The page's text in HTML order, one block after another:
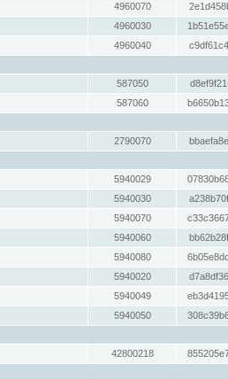
4960070
4960030
4960040
587050
587060
2790070
5940029
5940030
5940070
5940060
5940080
5940020
5940049
5940050
42800218